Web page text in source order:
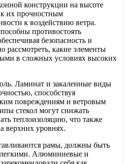
конструкции на высоте
к их прочностным
к воздействию ветра.
противостоять
безопасность и
рассмотреть, какие элементы
в сложных условиях высоких
Ламинат и закаленные виды
способствуя
повреждениям и ветровым
стекол могут снижать
теплоизоляцию, что также
верхних уровнях.
рамы, должны быть
Алюминиевые и